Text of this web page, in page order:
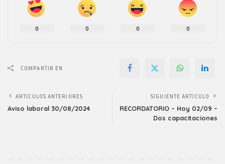
0 0 0 0
COMPARTIR EN
ARTICULOS ANTERIORES
Aviso laboral 30/08/2024
SIGUIENTE ARTICULO
RECORDATORIO – Hoy 02/09 –
Dos capacitaciones